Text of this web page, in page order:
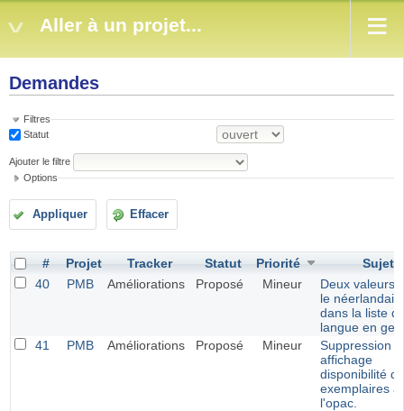
Aller à un projet...
Demandes
Filtres
Statut
Ajouter le filtre
Options
Appliquer Effacer
# Projet Tracker Statut Priorité
Sujet
40
PMB Améliorations Proposé Mineur
Deux valeurs
le néerlandais
dans la liste
langue en
41
PMB Améliorations Proposé Mineur
Suppression
affichage
disponibilité
exemplaires à
l'opac.